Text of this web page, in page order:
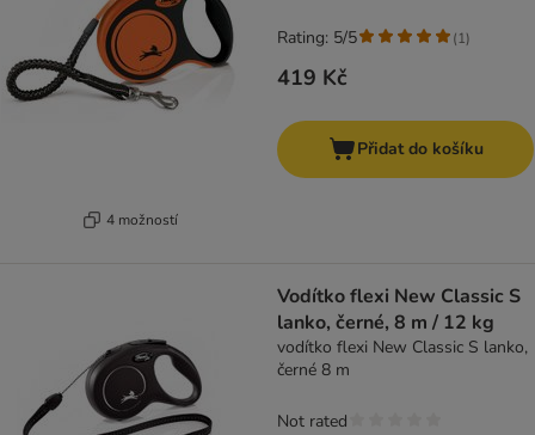
4 možností
419 Kč
Rating: 5/5 (1)
Přidat do košíku
Vodítko flexi New Classic S
lanko, černé, 8 m / 12 kg
vodítko flexi New Classic S lanko,
černé 8 m
Not rated